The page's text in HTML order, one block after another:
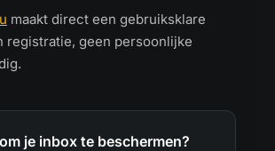
maakt direct een gebruiksklare
registratie, geen persoonlijke
je inbox te beschermen?